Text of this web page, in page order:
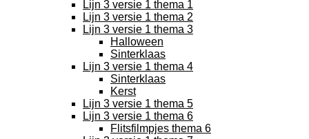
Lijn 3 versie 1 thema 1
Lijn 3 versie 1 thema 2
Lijn 3 versie 1 thema 3
Halloween
Sinterklaas
Lijn 3 versie 1 thema 4
Sinterklaas
Kerst
Lijn 3 versie 1 thema 5
Lijn 3 versie 1 thema 6
Flitsfilmpjes thema 6